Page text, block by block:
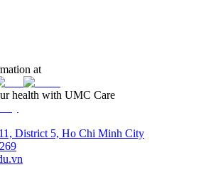
at
health with UMC Care
District 5, Ho Chi Minh City